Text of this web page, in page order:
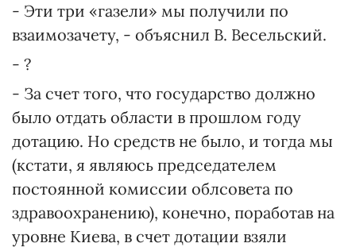
- Эти три «газели» мы получили по
взаимозачету, - объяснил В. Весельский.
- ?
- За счет того, что государство должно
было отдать области в прошлом году
дотацию. Но средств не было, и тогда мы
(кстати, я являюсь председателем
постоянной комиссии облсовета по
здравоохранению), конечно, поработав на
уровне Киева, в счет дотации взяли